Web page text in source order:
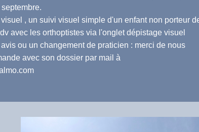
, un suivi visuel simple d'un enfant non porteur
avec les orthoptistes via l'onglet dépistage visuel
ou un changement de praticien : merci de nous
avec son dossier par mail à